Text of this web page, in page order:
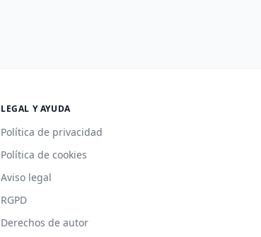
LEGAL Y AYUDA
Política de privacidad
Política de cookies
Aviso legal
RGPD
Derechos de autor